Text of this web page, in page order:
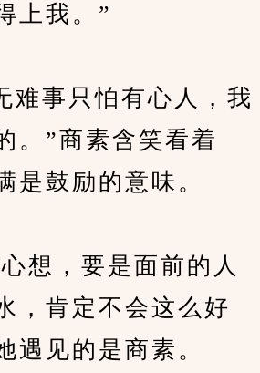
上我。”
事只怕有心人，我
。”商素含笑看着
是鼓励的意味。
，要是面前的人
，肯定不会这么好
遇见的是商素。